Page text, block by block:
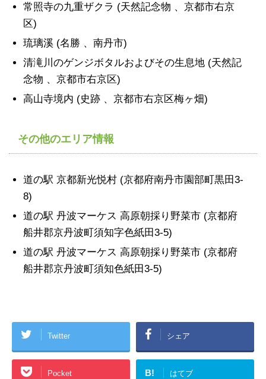
常照寺の九重ザクラ (天然記念物 、京都市右京
区)
琉璃溪 (名勝 、南丹市)
清滝川のゲンジボタルおよびその生息地 (天然記
念物 、京都市右京区)
高山寺境内 (史跡 、京都市右京区梅ヶ畑)
その他のエリア情報
道の駅 京都新光悦村 (京都府南丹市園部町黒田3-
8)
道の駅 丹波マーケス 高原朝採り野菜市 (京都府
船井郡京丹波町須知字色紙田3-5)
道の駅 丹波マーケス 高原朝採り野菜市 (京都府
船井郡京丹波町須知色紙田3-5)
Twitter シェア
Pocket B! はてブ